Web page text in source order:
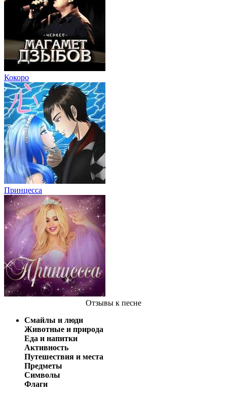
Кокоро
Принцесса
Отзывы к песне
Смайлы и люди
Животные и природа
Еда и напитки
Активность
Путешествия и места
Предметы
Символы
Флаги